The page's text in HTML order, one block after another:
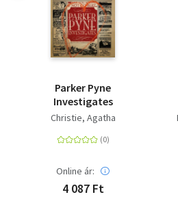
Parker Pyne
Investigates
Christie, Agatha
Online ár:
4 087 Ft